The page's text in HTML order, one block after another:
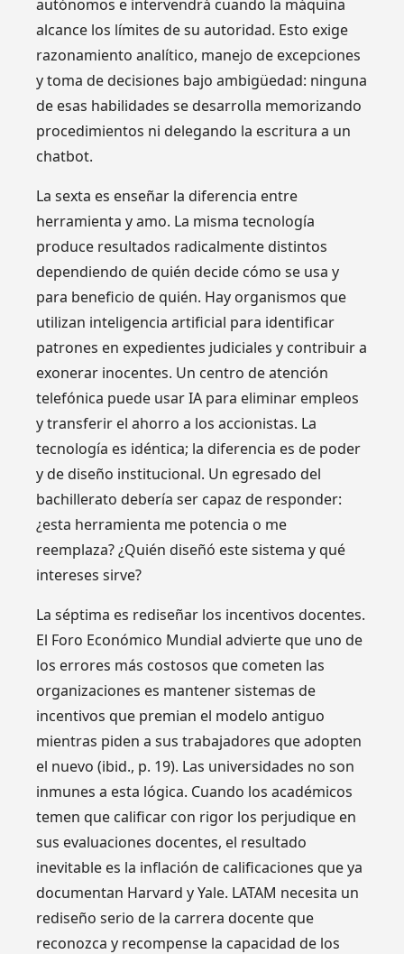
autónomos e intervendrá cuando la máquina
alcance los límites de su autoridad. Esto exige
razonamiento analítico, manejo de excepciones
y toma de decisiones bajo ambigüedad: ninguna
de esas habilidades se desarrolla memorizando
procedimientos ni delegando la escritura a un
chatbot.
La sexta es enseñar la diferencia entre
herramienta y amo. La misma tecnología
produce resultados radicalmente distintos
dependiendo de quién decide cómo se usa y
para beneficio de quién. Hay organismos que
utilizan inteligencia artificial para identificar
patrones en expedientes judiciales y contribuir a
exonerar inocentes. Un centro de atención
telefónica puede usar IA para eliminar empleos
y transferir el ahorro a los accionistas. La
tecnología es idéntica; la diferencia es de poder
y de diseño institucional. Un egresado del
bachillerato debería ser capaz de responder:
¿esta herramienta me potencia o me
reemplaza? ¿Quién diseñó este sistema y qué
intereses sirve?
La séptima es rediseñar los incentivos docentes.
El Foro Económico Mundial advierte que uno de
los errores más costosos que cometen las
organizaciones es mantener sistemas de
incentivos que premian el modelo antiguo
mientras piden a sus trabajadores que adopten
el nuevo (ibid., p. 19). Las universidades no son
inmunes a esta lógica. Cuando los académicos
temen que calificar con rigor los perjudique en
sus evaluaciones docentes, el resultado
inevitable es la inflación de calificaciones que ya
documentan Harvard y Yale. LATAM necesita un
rediseño serio de la carrera docente que
reconozca y recompense la capacidad de los